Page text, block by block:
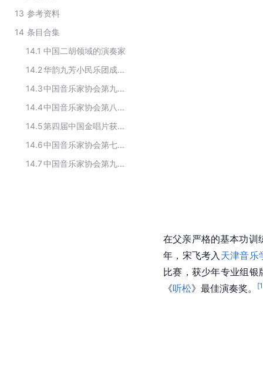
13 参考资料
14 条目合集
14.1 中国二胡领域的演奏家
14.2
华韵九芳小民乐团成员名单
14.3
中国音乐家协会第九届主席、副主席
14.4
中国音乐家协会第八届主席团
14.5
第四届中国金唱片获奖者
14.6
中国音乐家协会第七届主席团
14.7
中国音乐家协会第九届主席团
在父亲严格的基本功训
年，宋飞考入 天津音乐
比赛，获少年专业组
《听松》最佳演奏奖。 [